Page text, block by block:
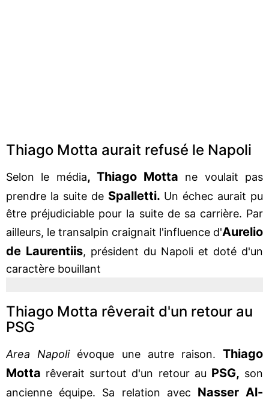
Thiago Motta aurait refusé le Napoli
Selon le média, Thiago Motta ne voulait pas
prendre la suite de Spalletti. Un échec aurait pu
être préjudiciable pour la suite de sa carrière. Par
ailleurs, le transalpin craignait l'influence d'Aurelio
de Laurentiis, président du Napoli et doté d'un
caractère bouillant
Thiago Motta rêverait d'un retour au
PSG
Area Napoli évoque une autre raison.
Thiago
Motta rêverait surtout d'un retour au PSG, son
ancienne équipe. Sa relation avec Nasser Al-